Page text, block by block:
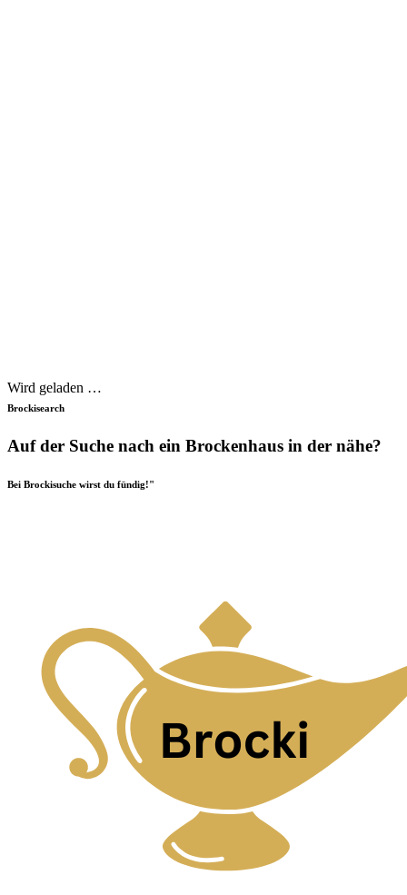
Wird geladen …
Brockisearch
Auf der Suche nach ein Brockenhaus in der nähe?
Bei Brockisuche wirst du fündig!"